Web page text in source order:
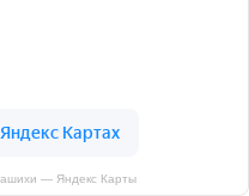
— Яндекс Карты